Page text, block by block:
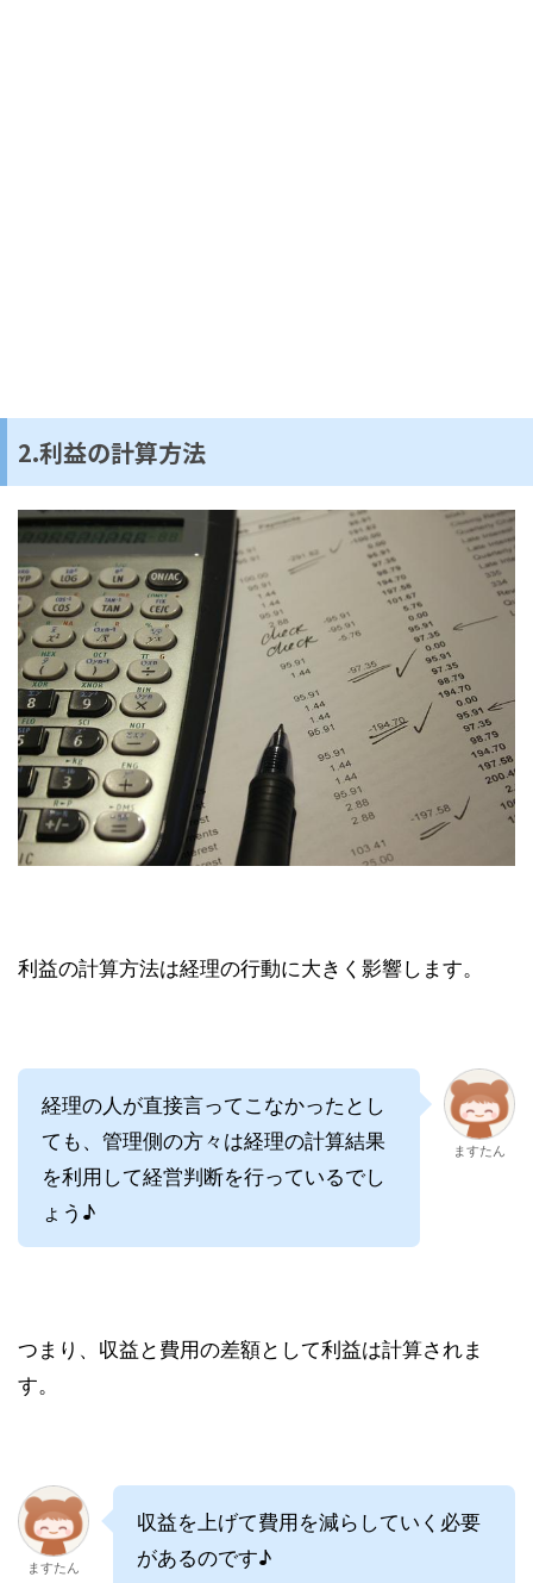
2.利益の計算方法
利益の計算方法は経理の行動に大きく影響します。
経理の人が直接言ってこなかったとし
ても、管理側の方々は経理の計算結果
を利用して経営判断を行っているでし
ょう♪
ますたん
つまり、収益と費用の差額として利益は計算されま
す。
ますたん
収益を上げて費用を減らしていく必要
があるのです♪